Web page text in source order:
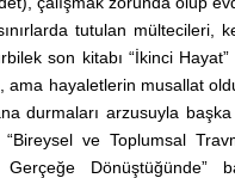
tutulan
son kitabı “İkinci Hayat”
hayaletlerin musallat
durmaları arzusuyla
ve Toplumsal
Dönüştüğünde”